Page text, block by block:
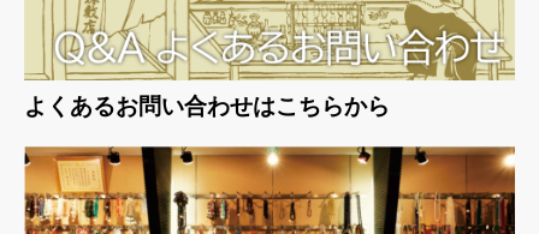
よくあるお問い合わせはこちらから